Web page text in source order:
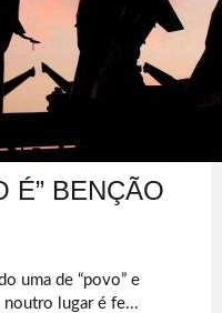
É” BENÇÃO
uma de “povo” e
noutro lugar é fe...